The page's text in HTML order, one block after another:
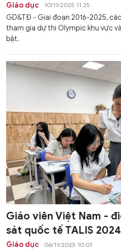
Giáo dục 10/11/2025 11:25
GD&TĐ - Giai đoạn 2016-2025,
tham gia dự thi Olympic khu vực
bật.
Giáo viên Việt Nam -
sát quốc tế TALIS 2024
Giáo dục 06/11/2025 10:01